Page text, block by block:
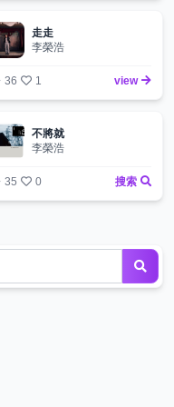
走走
李榮浩
36 1 view
不將就
李榮浩
35 0 搜索